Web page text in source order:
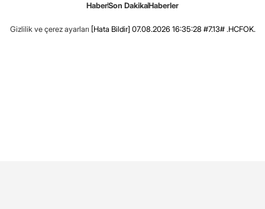
HaberSon DakikaHaberler
Gizlilik ve çerez ayarları [Hata Bildir] 07.08.2026 16:35:28 #7.13# .HCFOK.